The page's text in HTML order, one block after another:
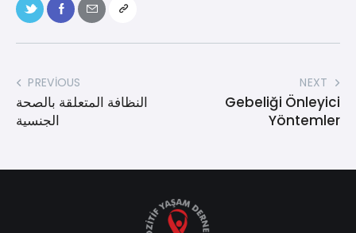
PREVIOUS
النظافة المتعلقة بالصحة
الجنسية
NEXT
Gebeliği Önleyici
Yöntemler